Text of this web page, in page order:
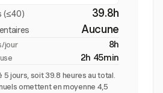
(≤40) 39.8h
Aucune
jour 8h
2h 45min
5 jours, soit 39.8 heures au total.
omettent en moyenne 4,5